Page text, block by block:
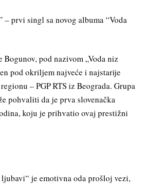
– prvi singl sa novog albuma “Voda
Bogunov, pod nazivom „Voda niz
pod okriljem najveće i najstarije
– PGP RTS iz Beograda. Grupa
pohvaliti da je prva slovenačka
koju je prihvatio ovaj prestižni
ljubavi“ je emotivna oda prošloj vezi,